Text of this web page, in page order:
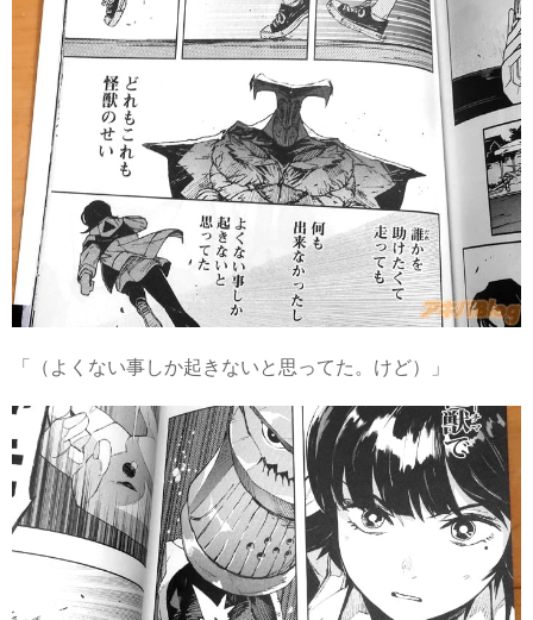
「（よくない事しか起きないと思ってた。けど）」